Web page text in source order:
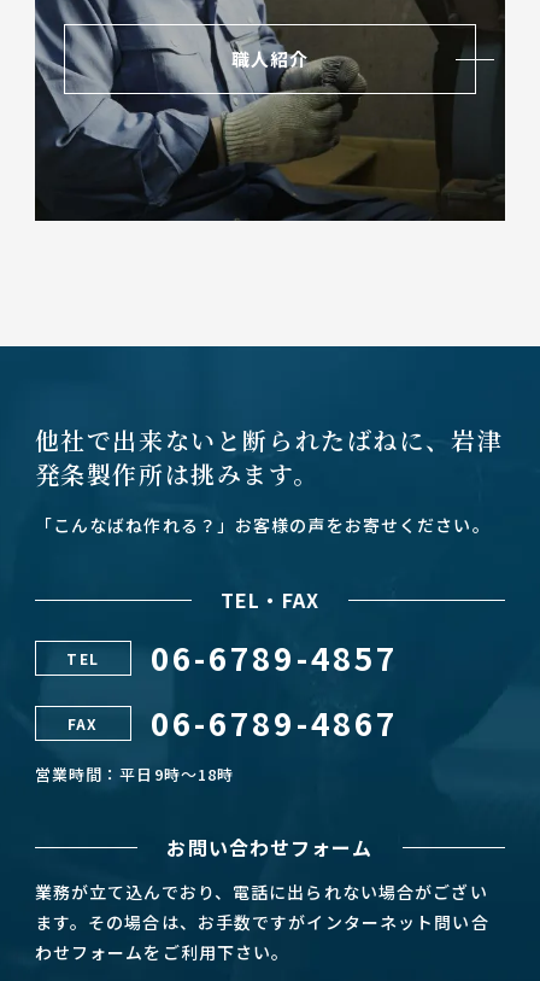
職人紹介
他社で出来ないと断られたばねに、岩津
発条製作所は挑みます。
「こんなばね作れる？」お客様の声をお寄せください。
TEL・FAX
TEL 06-6789-4857
FAX 06-6789-4867
営業時間：平日9時～18時
お問い合わせフォーム
業務が立て込んでおり、電話に出られない場合がござい
ます。その場合は、お手数ですがインターネット問い合
わせフォームをご利用下さい。